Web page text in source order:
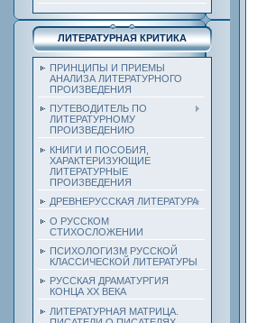
ЛИТЕРАТУРНАЯ КРИТИКА
ПРИНЦИПЫ И ПРИЕМЫ
АНАЛИЗА ЛИТЕРАТУРНОГО
ПРОИЗВЕДЕНИЯ
ПУТЕВОДИТЕЛЬ ПО
ЛИТЕРАТУРНОМУ
ПРОИЗВЕДЕНИЮ
КНИГИ И ПОСОБИЯ,
ХАРАКТЕРИЗУЮЩИЕ
ЛИТЕРАТУРНЫЕ
ПРОИЗВЕДЕНИЯ
ДРЕВНЕРУССКАЯ ЛИТЕРАТУРА
О РУССКОМ
СТИХОСЛОЖЕНИИ
ПСИХОЛОГИЗМ РУССКОЙ
КЛАССИЧЕСКОЙ ЛИТЕРАТУРЫ
РУССКАЯ ДРАМАТУРГИЯ
КОНЦА ХХ ВЕКА
ЛИТЕРАТУРНАЯ МАТРИЦА.